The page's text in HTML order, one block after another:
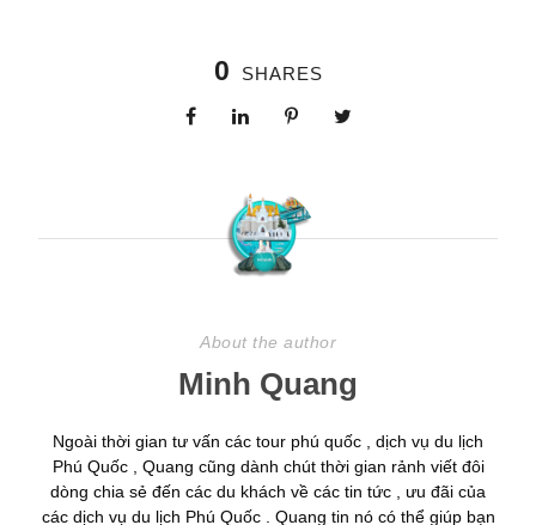
0 SHARES
About the author
Minh Quang
Ngoài thời gian tư vấn các tour phú quốc , dịch vụ du lịch
Phú Quốc , Quang cũng dành chút thời gian rảnh viết đôi
dòng chia sẻ đến các du khách về các tin tức , ưu đãi của
các dịch vụ du lịch Phú Quốc . Quang tin nó có thể giúp bạn